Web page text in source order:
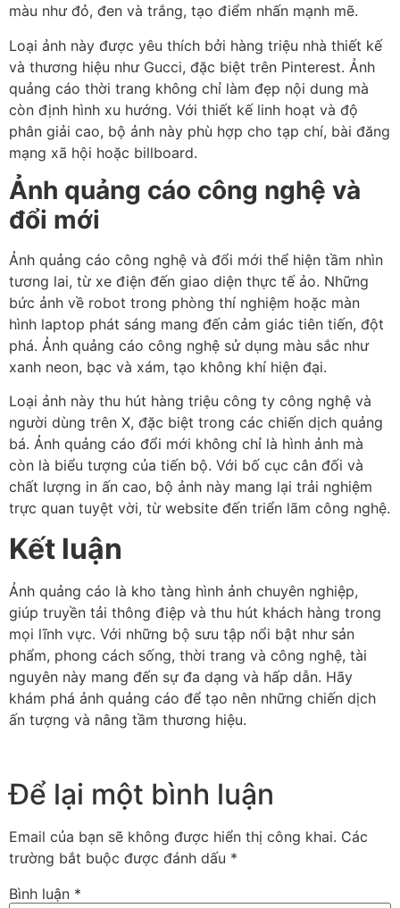
màu như đỏ, đen và trắng, tạo điểm nhấn mạnh mẽ.
Loại ảnh này được yêu thích bởi hàng triệu nhà thiết kế
và thương hiệu như Gucci, đặc biệt trên Pinterest. Ảnh
quảng cáo thời trang không chỉ làm đẹp nội dung mà
còn định hình xu hướng. Với thiết kế linh hoạt và độ
phân giải cao, bộ ảnh này phù hợp cho tạp chí, bài đăng
mạng xã hội hoặc billboard.
Ảnh quảng cáo công nghệ và
đổi mới
Ảnh quảng cáo công nghệ và đổi mới thể hiện tầm nhìn
tương lai, từ xe điện đến giao diện thực tế ảo. Những
bức ảnh về robot trong phòng thí nghiệm hoặc màn
hình laptop phát sáng mang đến cảm giác tiên tiến, đột
phá. Ảnh quảng cáo công nghệ sử dụng màu sắc như
xanh neon, bạc và xám, tạo không khí hiện đại.
Loại ảnh này thu hút hàng triệu công ty công nghệ và
người dùng trên X, đặc biệt trong các chiến dịch quảng
bá. Ảnh quảng cáo đổi mới không chỉ là hình ảnh mà
còn là biểu tượng của tiến bộ. Với bố cục cân đối và
chất lượng in ấn cao, bộ ảnh này mang lại trải nghiệm
trực quan tuyệt vời, từ website đến triển lãm công nghệ.
Kết luận
Ảnh quảng cáo là kho tàng hình ảnh chuyên nghiệp,
giúp truyền tải thông điệp và thu hút khách hàng trong
mọi lĩnh vực. Với những bộ sưu tập nổi bật như sản
phẩm, phong cách sống, thời trang và công nghệ, tài
nguyên này mang đến sự đa dạng và hấp dẫn. Hãy
khám phá ảnh quảng cáo để tạo nên những chiến dịch
ấn tượng và nâng tầm thương hiệu.
Để lại một bình luận
Email của bạn sẽ không được hiển thị công khai. Các
trường bắt buộc được đánh dấu *
Bình luận *